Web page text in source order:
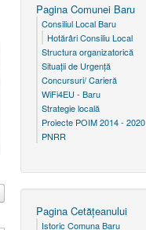
Pagina Comunei Baru
Consiliul Local Baru
Hotărâri Consiliu Local
Structura organizatorică
Situaţii de Urgenţă
Concursuri/ Carieră
WiFi4EU - Baru
Strategie locală
Proiecte POIM 2014 - 2020
PNRR
Pagina Cetăţeanului
Istoric Comuna Baru